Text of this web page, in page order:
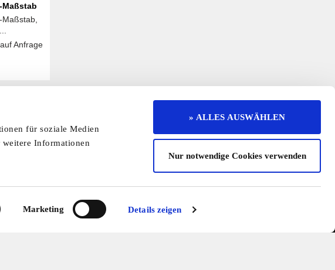
für soziale Medien
Informationen
Marketing Details zeigen
» ALLES AUSWÄHLEN
Nur notwendige Cookies verwenden
Maßstab
Anfrage
Unser kostenloser Newsletter
Registrieren Sie sich und bleiben Sie auf dem
Jetzt kostenlos abonnieren
Widerruf Kontakt Mediadaten